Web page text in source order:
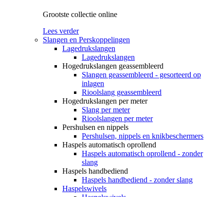
Grootste collectie online
Lees verder
Slangen en Perskoppelingen
Lagedrukslangen
Lagedrukslangen
Hogedrukslangen geassembleerd
Slangen geassembleerd - gesorteerd op
inlagen
Rioolslang geassembleerd
Hogedrukslangen per meter
Slang per meter
Rioolslangen per meter
Pershulsen en nippels
Pershulsen, nippels en knikbeschermers
Haspels automatisch oprollend
Haspels automatisch oprollend - zonder
slang
Haspels handbediend
Haspels handbediend - zonder slang
Haspelswivels